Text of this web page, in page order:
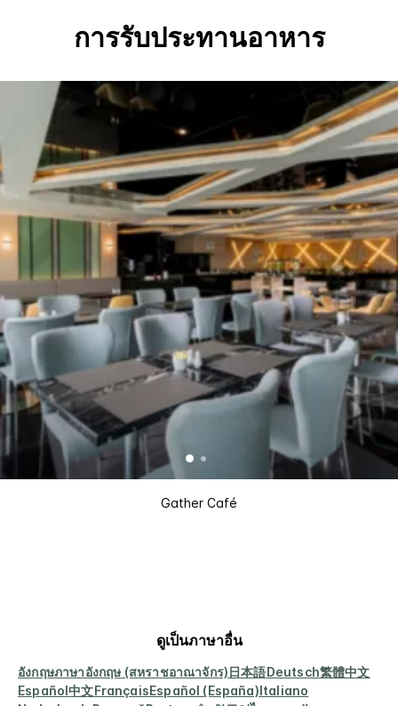
การรับประทานอาหาร
Gather Café
ดูเป็นภาษาอื่น
อังกฤษภาษาอังกฤษ (สหราชอาณาจักร)日本語Deutsch繁體中文
Español中文FrançaisEspañol (España)Italiano